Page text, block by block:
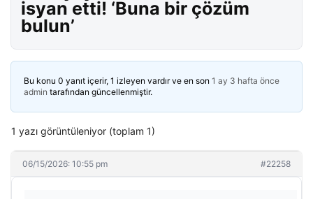
isyan etti! ‘Buna bir çözüm
bulun’
Bu konu 0 yanıt içerir, 1 izleyen vardır ve en son 1 ay 3 hafta önce
admin tarafından güncellenmiştir.
1 yazı görüntüleniyor (toplam 1)
06/15/2026: 10:55 pm #22258